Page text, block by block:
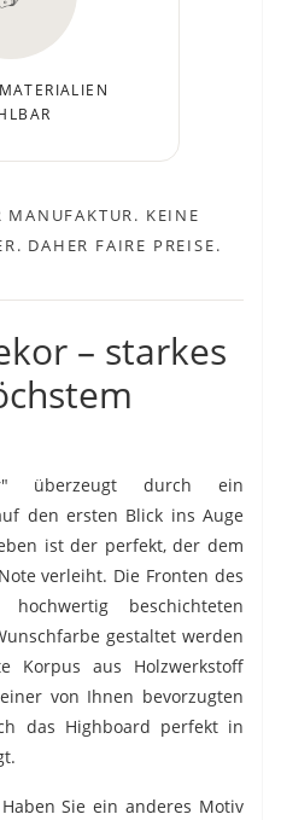
MANUFAKTUR. KEINE
DAHER FAIRE PREISE.
– starkes
überzeugt durch ein
den ersten Blick ins Auge
ist der perfekt, der dem
verleiht. Die Fronten des
beschichteten
gestaltet werden
Korpus aus Holzwerkstoff
von Ihnen bevorzugten
das Highboard perfekt in
Haben Sie ein anderes Motiv